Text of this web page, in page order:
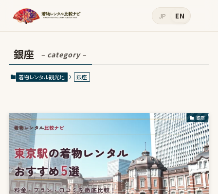
JP EN
銀座 – category –
着物レンタル観光地 銀座
銀座